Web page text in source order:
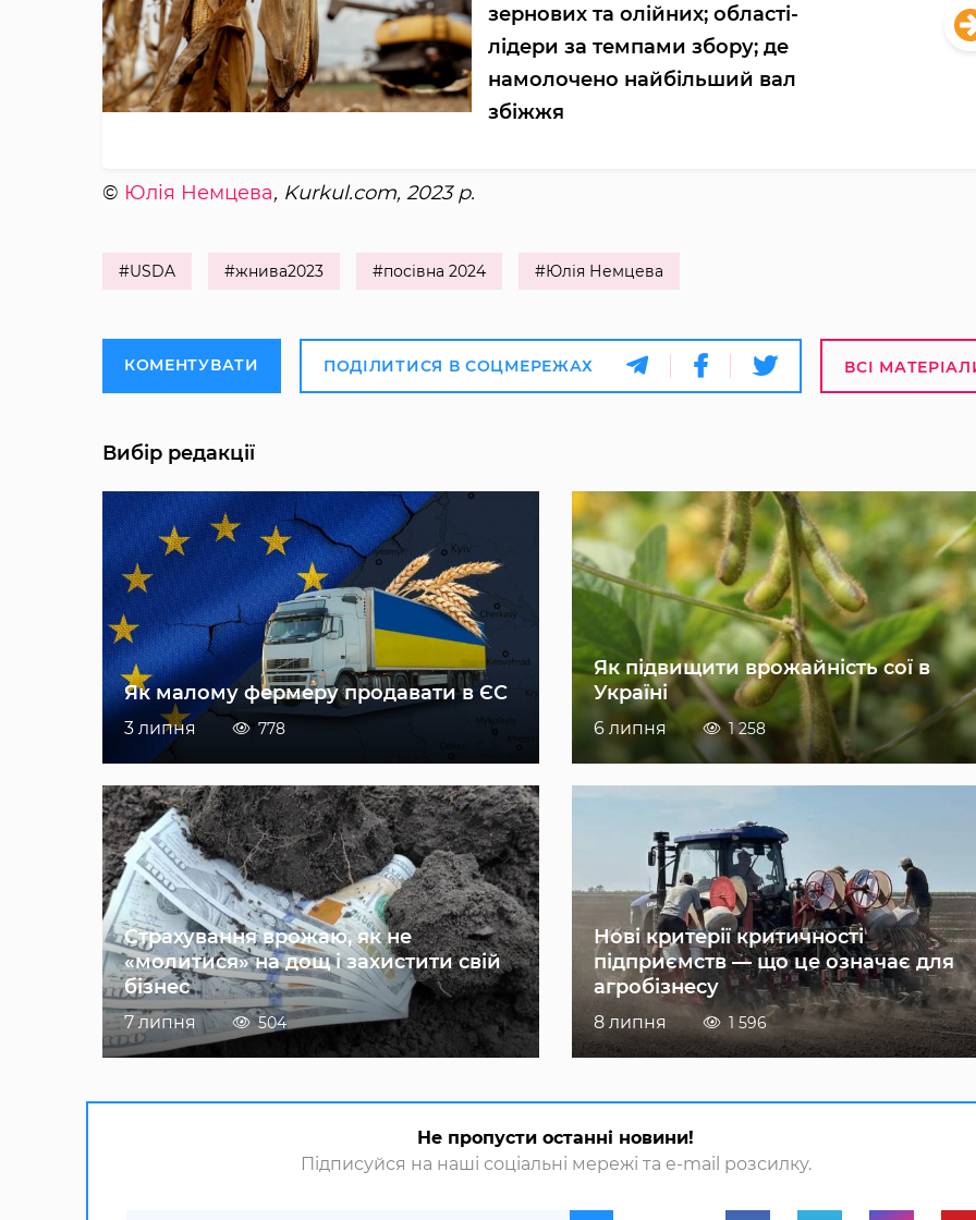
зернових та олійних; області-
лідери за темпами збору; де
намолочено найбільший вал
збіжжя
© Юлія Немцева, Kurkul.com, 2023 р.
#USDA #жнива2023 #посівна 2024 #Юлія Немцева
КОМЕНТУВАТИ ПОДІЛИТИСЯ В СОЦМЕРЕЖАХ ВСІ
Вибір редакції
Як малому фермеру продавати в ЄС
3 липня 778
Як підвищити врожайність сої в
Україні
6 липня 1 258
Страхування врожаю, як не
«молитися» на дощ і захистити свій
бізнес
7 липня 504
Нові критерії критичності
підприємств — що це означає для
агробізнесу
8 липня 1 596
Не пропусти останні новини!
Підписуйся на наші соціальні мережі та e-mail розсилку.